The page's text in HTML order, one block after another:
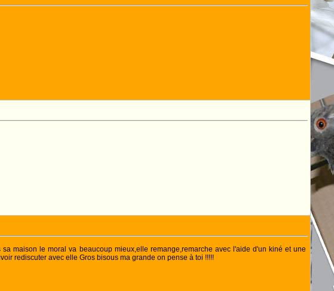
maison le moral va beaucoup mieux,elle remange,remarche avec l'aide d'un kiné et une
rediscuter avec elle Gros bisous ma grande on pense à toi !!!!!